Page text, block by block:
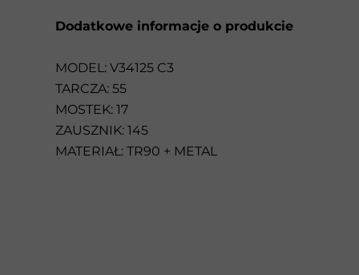
Dodatkowe informacje o produkcie
MODEL: V34125 C3
TARCZA: 55
MOSTEK: 17
ZAUSZNIK: 145
MATERIAŁ: TR90 + METAL